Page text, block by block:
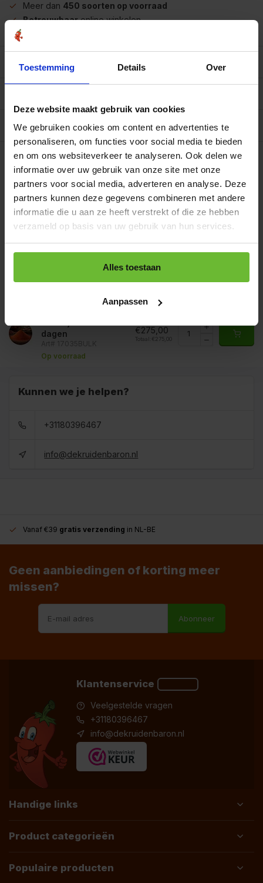
Toestemming Details Over
Deze website maakt gebruik van cookies
We gebruiken cookies om content en advertenties te
personaliseren, om functies voor social media te bieden
en om ons websiteverkeer te analyseren. Ook delen we
informatie over uw gebruik van onze site met onze
partners voor social media, adverteren en analyse. Deze
partners kunnen deze gegevens combineren met andere
informatie die u aan ze heeft verstrekt of die ze hebben
verzameld op basis van uw gebruik van hun services.
Alles toestaan
Aanpassen
Meer dan 450 soorten op voorraad
Betrouwbaaronline winkelen
Beschrijving
Allergenen/voedingswaarden per 100 gram
Op werkdagen voor 15.00 uur besteld, dezelfde dag
verzonden.
Zakje 160 gram
Art# 17035S
Op voorraad
€4,30
Strooibus 330 gram
Art# 17035Z
Op voorraad
€7,45
€16,50
Totaal:€16,50
dagen
Art# 17035BULK
Op voorraad
€275,00
Totaal: €275,00
Kunnen we je helpen?
+31180396467
info@dekruidenbaron.nl
Vanaf €39 gratis verzending in NL-BE
Geen aanbiedingen of korting meer
missen?
Abonneer
Klantenservice
Veelgestelde vragen
+31180396467
info@dekruidenbaron.nl
Handige links
Product categorieën
Populaire producten